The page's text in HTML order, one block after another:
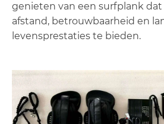
genieten van een surfplank dat
afstand, betrouwbaarheid en
levensprestaties te bieden.